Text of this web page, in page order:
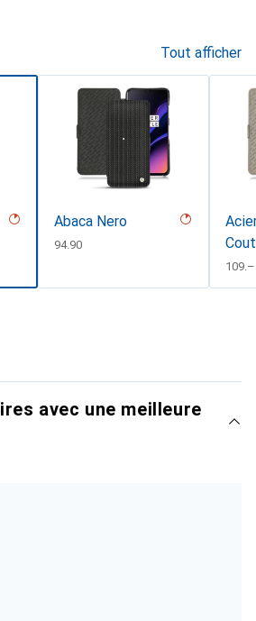
Tout afficher
Abaca Nero
CHF
94.90
CHF
109.–
avec une meilleure